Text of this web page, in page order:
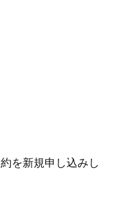
を新規申し込みし